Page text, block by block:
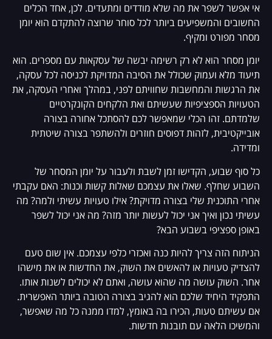
אי אפשר לשפר את מה שלא מודדים ומתעדים. לכן, אחד הכלים
החשובים והמשפיעים ביותר לכל סוחר שרוצה להתקדם הוא יומן
מסחר מפורט ומקיף.
יומן מסחר הוא לא רק רשימה יבשה של עסקאות עם מספרים. הוא
תיעוד מלא ועמוק שכולל את הסיבה המדויקת לכניסה לכל עסקה,
את הרגשות והמחשבות שחוויתם לפני, במהלך ואחרי העסקה, את
הטעויות הספציפיות שעשיתם ואת הלקחים הקונקרטיים
שלמדתם. זהו הכלי שמאפשר לכם להסתכל אחורה בצורה
אובייקטיבית, לזהות דפוסים חוזרים ולהשתפר בצורה שיטתית
ומדידה.
כל סוף שבוע, הקדישו זמן לשבת ולעבור על יומן המסחר של
השבוע שחלף. שאלו את עצמכם שאלות קשות וכנות: האם עקבתי
אחרי התוכנית שלי בצורה מדויקת? אילו טעויות עשיתי ולמה? מה
עשיתי נכון ואיך אני יכול לעשות יותר מזה? מה אני יכול לשפר
באופן ספציפי בשבוע הבא?
הניתוח הזה צריך להיות כנה ואכזרי כלפי עצמכם. אין שום טעם
להצדיק טעויות או להאשים את השוק, את החדשות או את מישהו
אחר. השוק עושה מה שהוא עושה, ואתם לא יכולים לשנות אותו.
התפקיד היחיד שלכם הוא להגיב בצורה הטובה ביותר האפשרית.
אם עשיתם טעות, הכירו בה באומץ, למדו ממנה כל מה שאפשר,
והמשיכו הלאה עם תובנות חדשות.